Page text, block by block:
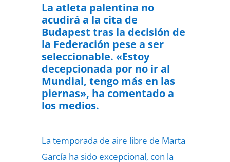
La atleta palentina no
acudirá a la cita de
Budapest tras la decisión de
la Federación pese a ser
seleccionable. «Estoy
decepcionada por no ir al
Mundial, tengo más en las
piernas», ha comentado a
los medios.
La temporada de aire libre de Marta
García ha sido excepcional, con la